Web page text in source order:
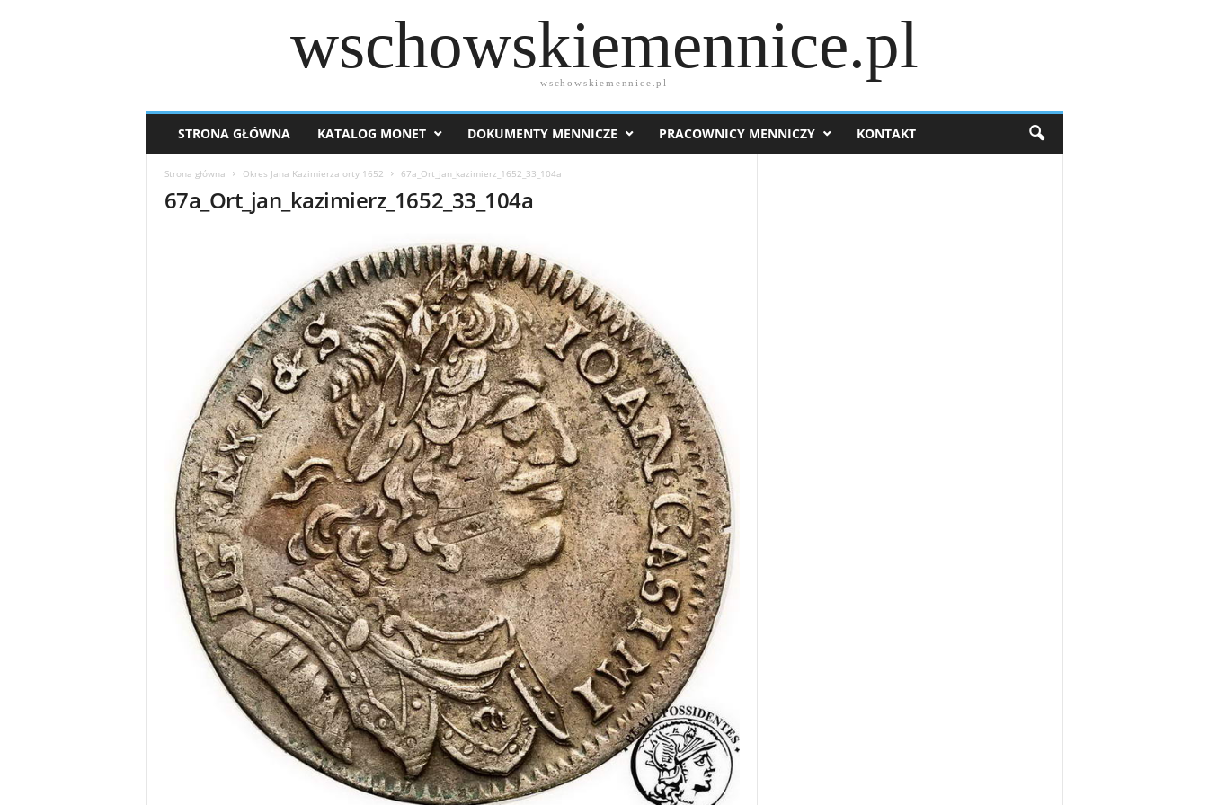
wschowskiemennice.pl
wschowskiemennice.pl
STRONA GŁÓWNA KATALOG MONET DOKUMENTY MENNICZE PRACOWNICY MENNICZY KONTAKT
Strona główna Okres Jana Kazimierza orty 1652 67a_Ort_jan_kazimierz_1652_33_104a
67a_Ort_jan_kazimierz_1652_33_104a